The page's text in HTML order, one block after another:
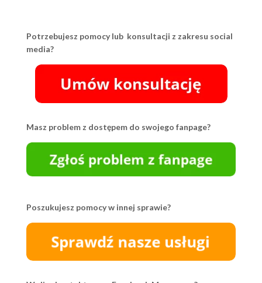
Potrzebujesz pomocy lub konsultacji z zakresu social
media?
Masz problem z dostępem do swojego fanpage?
Poszukujesz pomocy w innej sprawie?